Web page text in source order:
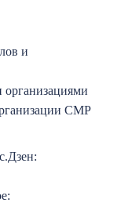
и
СМР